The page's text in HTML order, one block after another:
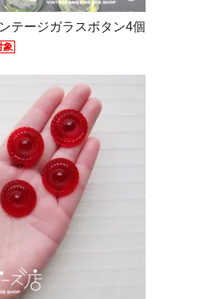
テージガラスボタン4個
象